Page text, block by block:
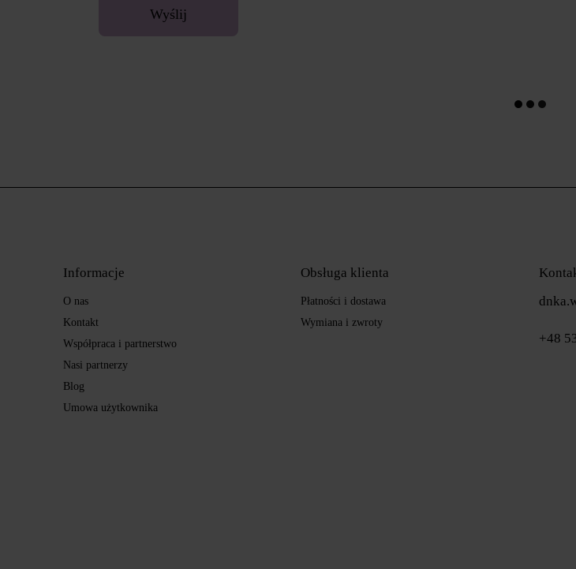
Wyślij
Informacje
O nas
Kontakt
Współpraca i partnerstwo
Nasi partnerzy
Blog
Umowa użytkownika
Obsługa klienta
Płatności i dostawa
Wymiana i zwroty
+48